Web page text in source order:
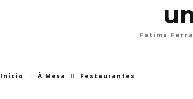
Fátima
Início À Mesa Restaurantes